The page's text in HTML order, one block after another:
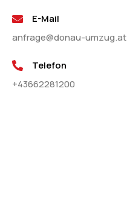
E-Mail
anfrage@donau-umzug.at
Telefon
+43662281200